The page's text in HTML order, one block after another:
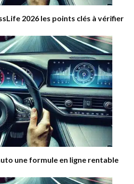
2026 les points clés à vérifier
une formule en ligne rentable